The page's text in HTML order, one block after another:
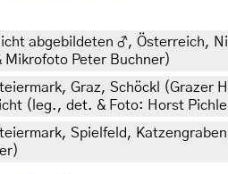
abgebildeten ♂, Österreich,
Mikrofoto Peter Buchner)
Graz, Schöckl (Grazer
(leg., det. & Foto: Horst
Spielfeld,